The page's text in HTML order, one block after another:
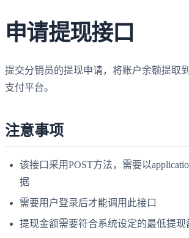
申请提现接口
提交分销员的提现申请，将账户余额提取
支付平台。
注意事项
该接口采用POST方法，需要以
据
需要用户登录后才能调用此接口
提现金额需要符合系统设定的最低提现